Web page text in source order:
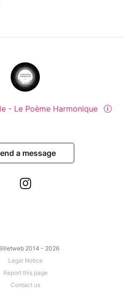
- Le Poème Harmonique
a message
2014 - 2026
Legal Notice
Report this page
Contact us